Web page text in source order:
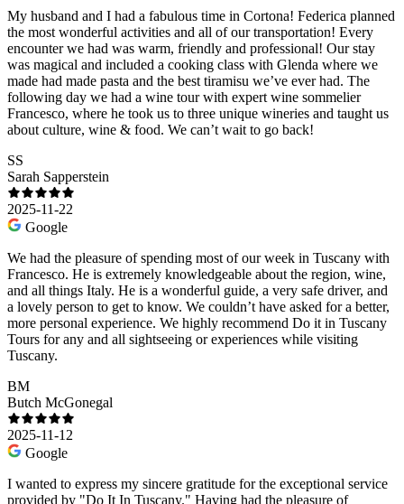
My husband and I had a fabulous time in Cortona! Federica planned
the most wonderful activities and all of our transportation! Every
encounter we had was warm, friendly and professional! Our stay
was magical and included a cooking class with Glenda where we
made had made pasta and the best tiramisu we’ve ever had. The
following day we had a wine tour with expert wine sommelier
Francesco, where he took us to three unique wineries and taught us
about culture, wine & food. We can’t wait to go back!
SS
Sarah Sapperstein
2025-11-22
Google
We had the pleasure of spending most of our week in Tuscany with
Francesco. He is extremely knowledgeable about the region, wine,
and all things Italy. He is a wonderful guide, a very safe driver, and
a lovely person to get to know. We couldn’t have asked for a better,
more personal experience. We highly recommend Do it in Tuscany
Tours for any and all sightseeing or experiences while visiting
Tuscany.
BM
Butch McGonegal
2025-11-12
Google
I wanted to express my sincere gratitude for the exceptional service
provided by "Do It In Tuscany." Having had the pleasure of